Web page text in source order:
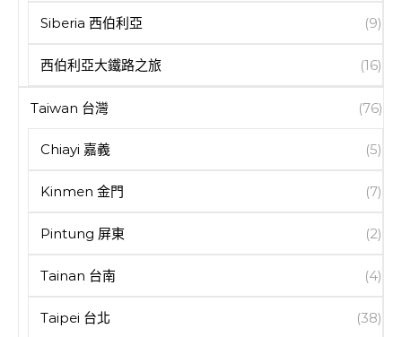
Siberia 西伯利亞 (9)
西伯利亞大鐵路之旅 (16)
Taiwan 台灣 (76)
Chiayi 嘉義 (5)
Kinmen 金門 (7)
Pintung 屏東 (2)
Tainan 台南 (4)
Taipei 台北 (38)